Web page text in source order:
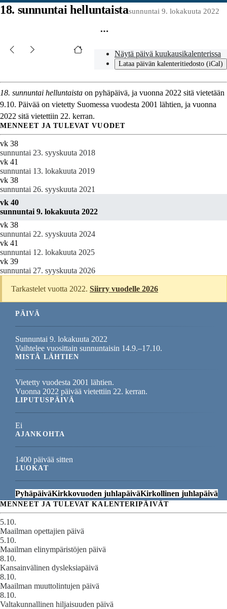
18. sunnuntai helluntaistasunnuntai 9. lokakuuta 2022
Näytä päivä kuukausikalenterissa
Lataa päivän kalenteritiedosto (iCal)
18. sunnuntai helluntaista on pyhäpäivä, ja vuonna 2022 sitä vietetään
9.10. Päivää on vietetty Suomessa vuodesta 2001 lähtien, ja vuonna
2022 sitä vietettiin 22. kerran.
MENNEET JA TULEVAT VUODET
vk 38
sunnuntai 23. syyskuuta 2018
vk 41
sunnuntai 13. lokakuuta 2019
vk 38
sunnuntai 26. syyskuuta 2021
vk 40
sunnuntai 9. lokakuuta 2022
vk 38
sunnuntai 22. syyskuuta 2024
vk 41
sunnuntai 12. lokakuuta 2025
vk 39
sunnuntai 27. syyskuuta 2026
Tarkastelet vuotta 2022.Siirry vuodelle 2026
PÄIVÄ
Sunnuntai 9. lokakuuta 2022
Vaihtelee vuosittain sunnuntaisin 14.9.–17.10.
MISTÄ LÄHTIEN
Vietetty vuodesta 2001 lähtien.
Vuonna 2022 päivää vietettiin 22. kerran.
LIPUTUSPÄIVÄ
Ei
AJANKOHTA
1400 päivää sitten
LUOKAT
PyhäpäiväKirkkovuoden juhlapäiväKirkollinen juhlapäivä
MENNEET JA TULEVAT KALENTERIPÄIVÄT
5.10.
Maailman opettajien päivä
5.10.
Maailman elinympäristöjen päivä
8.10.
Kansainvälinen dysleksiapäivä
8.10.
Maailman muuttolintujen päivä
8.10.
Valtakunnallinen hiljaisuuden päivä